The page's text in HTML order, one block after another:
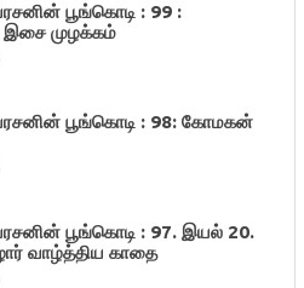
பூங்கொடி : 99 :
இசை முழக்கம்
பூங்கொடி : 98: கோமகன்
பூங்கொடி : 97. இயல் 20.
வாழ்த்திய காதை